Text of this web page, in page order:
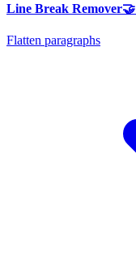
Line Break Remover🤝
Flatten paragraphs